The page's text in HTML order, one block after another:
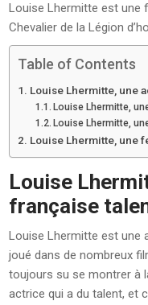
Louise Lhermitte est une
Chevalier de la Légion
Table of Contents
Louise Lhermitte, une
Louise Lhermitte,
Louise Lhermitte,
Louise Lhermitte, une
Louise
française
Louise Lhermitte est une
joué dans de nombreux
toujours su se montrer à
actrice qui a du talent, et